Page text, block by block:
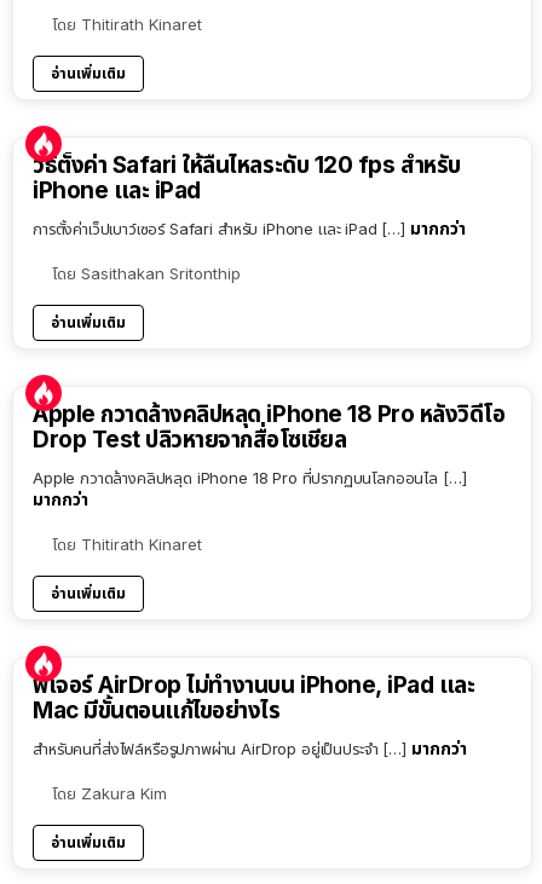
โดย Thitirath Kinaret
อ่านเพิ่มเติม
วิธีตั้งค่า Safari ให้ลื่นไหลระดับ 120 fps สำหรับ
iPhone และ iPad
การตั้งค่าเว็ปเบาว์เซอร์ Safari สำหรับ iPhone และ iPad […] มากกว่า
โดย Sasithakan Sritonthip
อ่านเพิ่มเติม
Apple กวาดล้างคลิปหลุด iPhone 18 Pro หลังวิดีโอ
Drop Test ปลิวหายจากสื่อโซเชียล
Apple กวาดล้างคลิปหลุด iPhone 18 Pro ที่ปรากฏบนโลกออนไล […]
มากกว่า
โดย Thitirath Kinaret
อ่านเพิ่มเติม
ฟีเจอร์ AirDrop ไม่ทำงานบน iPhone, iPad และ
Mac มีขั้นตอนแก้ไขอย่างไร
สำหรับคนที่ส่งไฟล์หรือรูปภาพผ่าน AirDrop อยู่เป็นประจำ […] มากกว่า
โดย Zakura Kim
อ่านเพิ่มเติม